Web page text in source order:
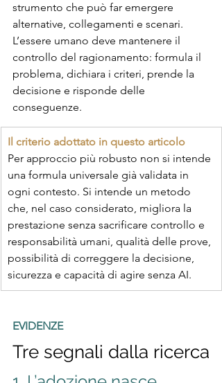
strumento che può far emergere
alternative, collegamenti e scenari.
L’essere umano deve mantenere il
controllo del ragionamento: formula il
problema, dichiara i criteri, prende la
decisione e risponde delle
conseguenze.
Il criterio adottato in questo articolo
Per approccio più robusto non si intende
una formula universale già validata in
ogni contesto. Si intende un metodo
che, nel caso considerato, migliora la
prestazione senza sacrificare controllo e
responsabilità umani, qualità delle prove,
possibilità di correggere la decisione,
sicurezza e capacità di agire senza AI.
EVIDENZE
Tre segnali dalla ricerca